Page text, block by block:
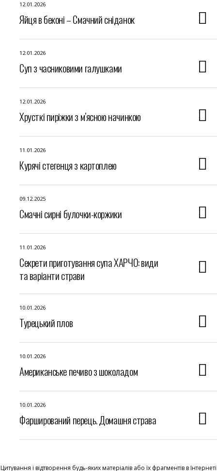
12.01.2026
Яйця в беконі – Смачний сніданок
12.01.2026
Суп з часниковими галушками
12.01.2026
Хрусткі пиріжки з м’ясною начинкою
11.01.2026
Курячі стегенця з картоплею
09.12.2025
Смачні сирні булочки-коржики
11.01.2026
Секрети приготування супа ХАРЧО: види
та варіанти страви
10.01.2026
Турецький плов
10.01.2026
Американське печиво з шоколадом
10.01.2026
Фарширований перець. Домашня страва
Цитування і відтворення будь-яких матеріалів або їх фрагментів в Інтернеті